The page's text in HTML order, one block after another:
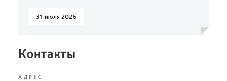
31 июля 2026
Контакты
АДРЕС